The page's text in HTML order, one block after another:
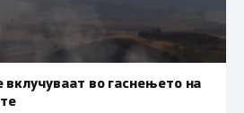
вклучуваат во гаснењето на